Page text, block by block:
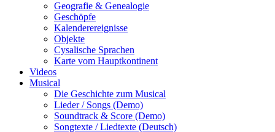
Geografie & Genealogie
Geschöpfe
Kalenderereignisse
Objekte
Cysalische Sprachen
Karte vom Hauptkontinent
Videos
Musical
Die Geschichte zum Musical
Lieder / Songs (Demo)
Soundtrack & Score (Demo)
Songtexte / Liedtexte (Deutsch)